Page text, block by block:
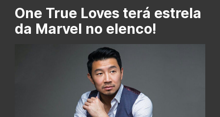
One True Loves terá estrela
da Marvel no elenco!